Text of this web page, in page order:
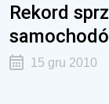
Rekord
15 gru 2010